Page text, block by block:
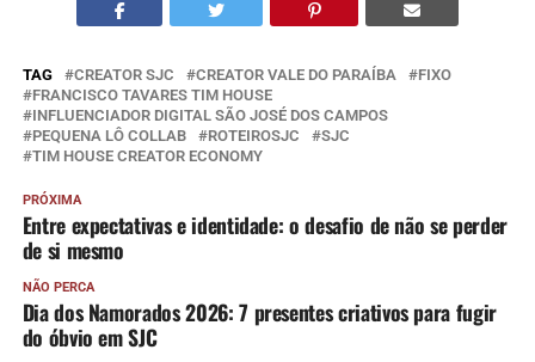
TAG CREATOR SJC CREATOR VALE DO PARAÍBA
FIXO
FRANCISCO TAVARES TIM HOUSE
INFLUENCIADOR DIGITAL SÃO JOSÉ DOS CAMPOS
PEQUENA LÔ COLLAB
ROTEIROSJC
SJC
TIM HOUSE CREATOR ECONOMY
PRÓXIMA
Entre expectativas e identidade: o desafio de não se perder
de si mesmo
NÃO PERCA
Dia dos Namorados 2026: 7 presentes criativos para fugir
do óbvio em SJC